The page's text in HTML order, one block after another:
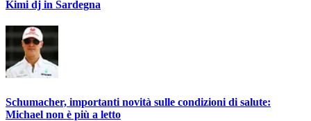
Kimi dj in Sardegna
Schumacher, importanti novità sulle condizioni di salute:
Michael non è più a letto